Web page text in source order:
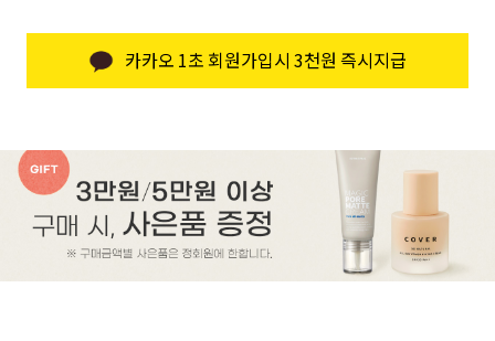
카카오 1초 회원가입시 3천원 즉시지급